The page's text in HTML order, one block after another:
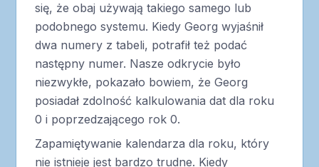
się, że obaj używają takiego samego lub
podobnego systemu. Kiedy Georg wyjaśnił
dwa numery z tabeli, potrafił też podać
następny numer. Nasze odkrycie było
niezwykłe, pokazało bowiem, że Georg
posiadał zdolność kalkulowania dat dla roku
0 i poprzedzającego rok 0.
Zapamiętywanie kalendarza dla roku, który
nie istnieje jest bardzo trudne. Kiedy